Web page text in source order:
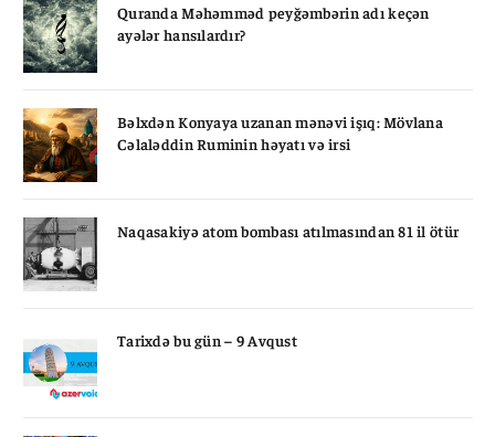
Quranda Məhəmməd peyğəmbərin adı keçən
ayələr hansılardır?
Bəlxdən Konyaya uzanan mənəvi işıq: Mövlana
Cəlaləddin Ruminin həyatı və irsi
Naqasakiyə atom bombası atılmasından 81 il ötür
Tarixdə bu gün – 9 Avqust